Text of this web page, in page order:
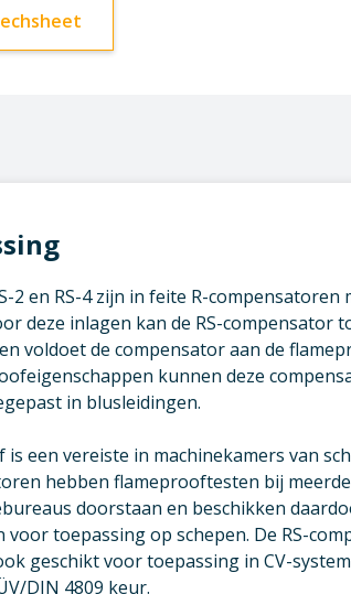
2 en RS-4 zijn in feite R-compensatoren
deze inlagen kan de RS-compensator
voldoet de compensator aan de
kunnen deze
in blusleidingen.
is een vereiste in machinekamers van
hebben flameprooftesten bij
doorstaan en beschikken
voor toepassing op schepen. De RS-
geschikt voor toepassing in CV-
DIN 4809 keur.